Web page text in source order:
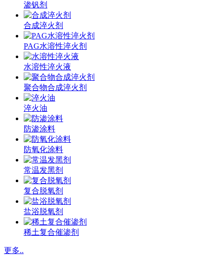
渗钒剂
合成淬火剂
PAG水溶性淬火剂
水溶性淬火液
聚合物合成淬火剂
淬火油
防渗涂料
防氧化涂料
常温发黑剂
复合脱氧剂
盐浴脱氧剂
稀土复合催渗剂
更多..